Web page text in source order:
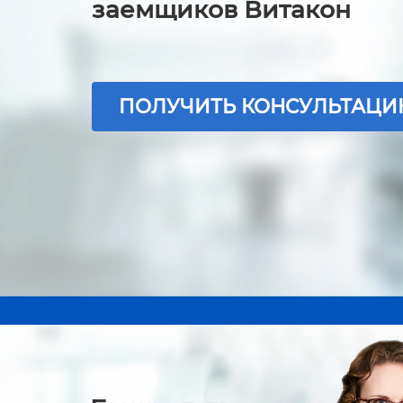
заемщиков Витакон
ПОЛУЧИТЬ